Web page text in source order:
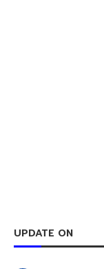
UPDATE ON